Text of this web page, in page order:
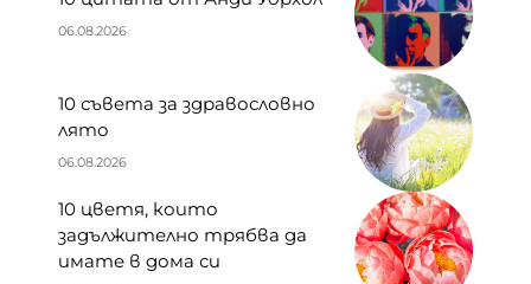
06.08.2026
10 съвета за здравословно
лято
06.08.2026
10 цветя, които
задължително трябва да
имате в дома си